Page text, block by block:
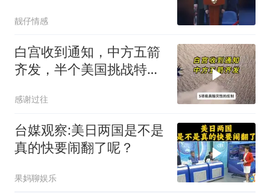
碎俄国
靓仔情感
白宫收到通知，中方五箭
齐发，半个美国挑战特朗
感谢过往
台媒观察:美日两国是不是
真的快要闹翻了呢？
果妈聊娱乐